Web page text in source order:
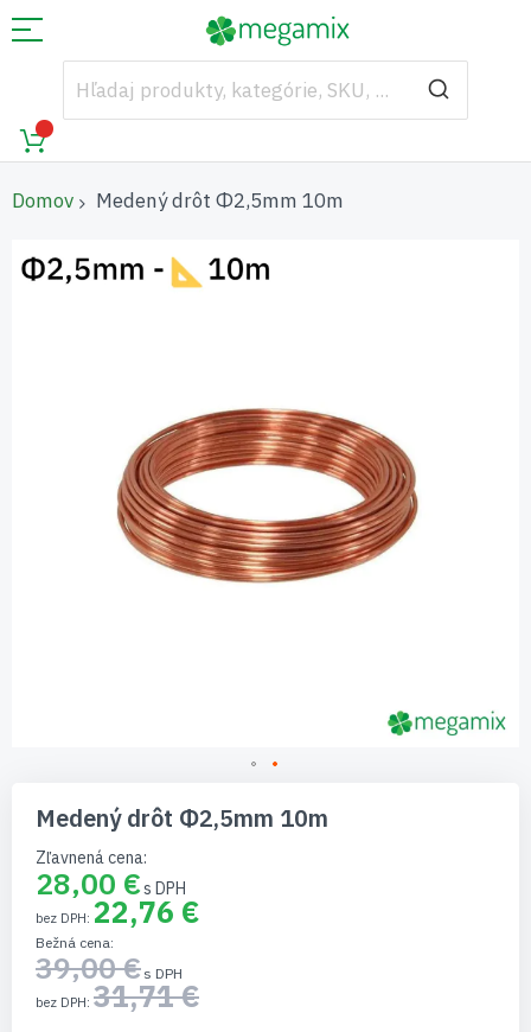
Domov Medený drôt Φ2,5mm 10m
na
začiatok
galérie
obrázkov
Medený drôt Φ2,5mm 10m
Zľavnená cena
28,00 €
22,76 €
Bežná cena
39,00 €
31,71 €